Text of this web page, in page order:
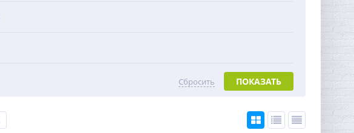
ПОКАЗАТЬ
Сбросить